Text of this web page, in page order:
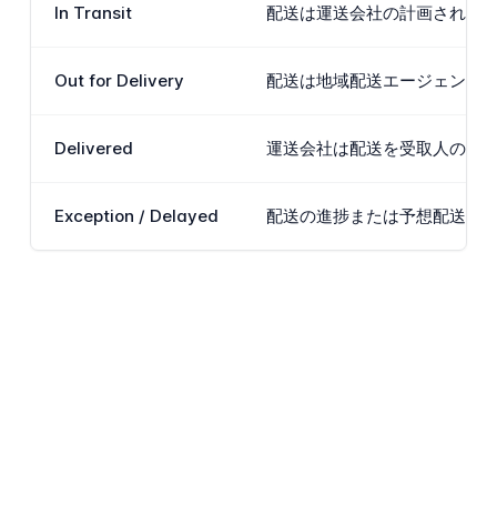
In Transit 配送は運送会社の計画された
Out for Delivery 配送は地域配送エージェント
Delivered 運送会社は配送を受取人のア
Exception / Delayed 配送の進捗または予想配送日